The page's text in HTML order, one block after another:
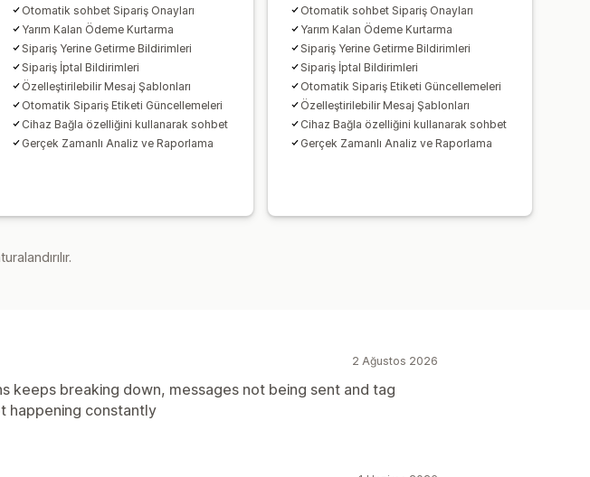
Otomatik sohbet Sipariş Onayları
Yarım Kalan Ödeme Kurtarma
Sipariş Yerine Getirme Bildirimleri
Sipariş İptal Bildirimleri
Özelleştirilebilir Mesaj Şablonları
Otomatik Sipariş Etiketi Güncellemeleri
Cihaz Bağla özelliğini kullanarak sohbet
Gerçek Zamanlı Analiz ve Raporlama
Otomatik sohbet Sipariş Onayları
Yarım Kalan Ödeme Kurtarma
Sipariş Yerine Getirme Bildirimleri
Sipariş İptal Bildirimleri
Otomatik Sipariş Etiketi Güncellemeleri
Özelleştirilebilir Mesaj Şablonları
Cihaz Bağla özelliğini kullanarak sohbet
Gerçek Zamanlı Analiz ve Raporlama
2 Ağustos 2026
keeps breaking down, messages not being sent and tag
happening constantly